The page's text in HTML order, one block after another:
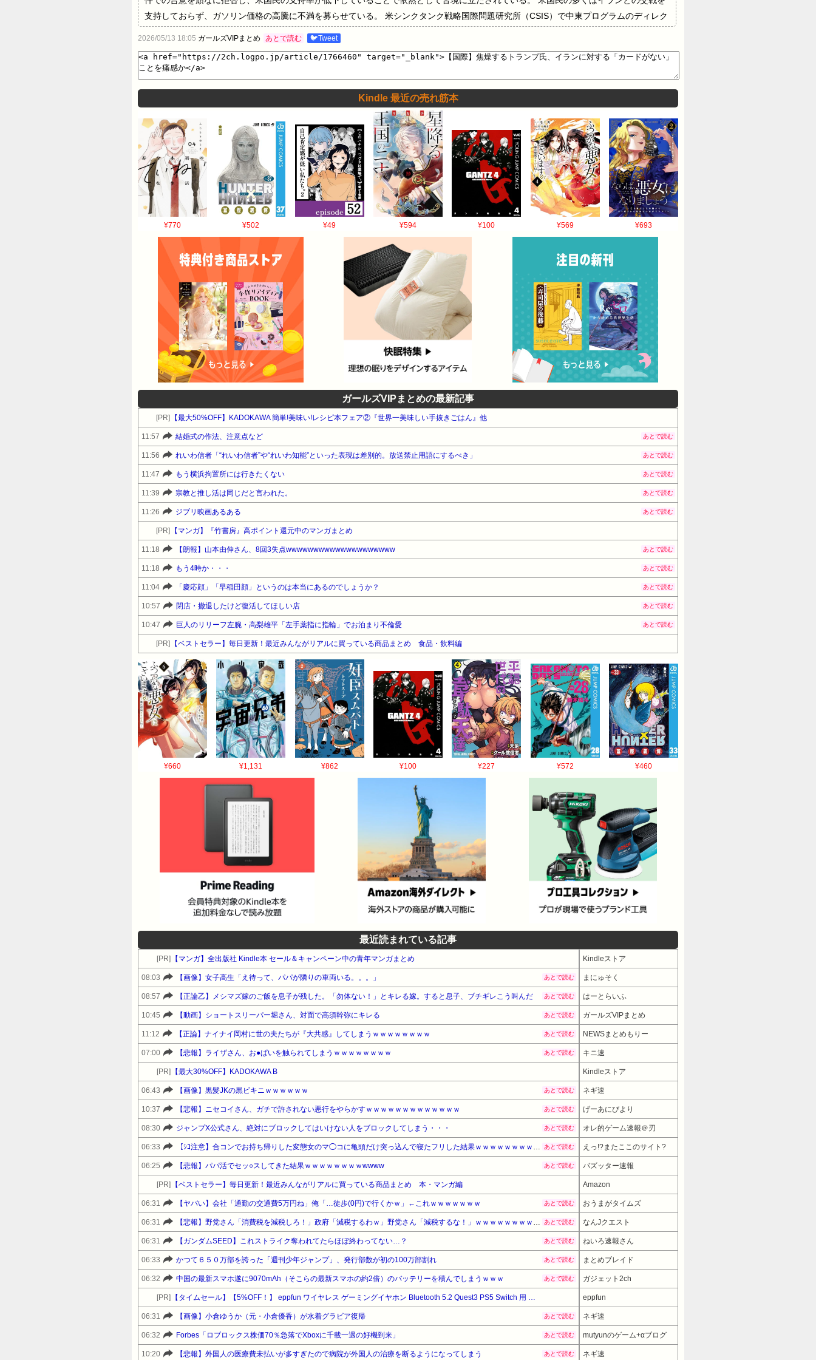
支持しておらず、ガソリン価格の高騰に不満を募らせている。 米シンクタンク戦略国際問題研究所（CSIS）で中東プログラムのディレク
ターを務めるモナ・ヤコビアン氏は、「現時点で、トランプ大統領に良いカードはほとんどない、あるいは全くないように思える」と指
間に害した。 だが、イランは速やかに反撃に転じ、エネルギー輸送の要衝ホルムズ海峡を事実上封鎖。 さらに、米国と同盟関係にある湾
岸諸国にミサイルや無人機による攻撃を繰り返し、石油資源に恵まれたこれらの国々が苦労して築き上げてきた安定という評判を揺るが
2026/05/13 18:05 ガールズVIPまとめ あとで読む 🐦Tweet
Kindle 最近の売れ筋本
¥770 ¥502 ¥49 ¥594 ¥100 ¥569 ¥693
ガールズVIPまとめの最新記事
[PR] 【最大50%OFF】KADOKAWA 簡単!美味い!レシピ本フェア②『世界一美味しい手抜きごはん』他
11:57 結婚式の作法、注意点など あとで読む
11:56 れいわ信者「“れいわ信者”や“れいわ知能”といった表現は差別的。放送禁止用語にするべき」 あとで読む
11:47 もう横浜拘置所には行きたくない あとで読む
11:39 宗教と推し活は同じだと言われた。 あとで読む
11:26 ジブリ映画あるある あとで読む
[PR] 【マンガ】『竹書房』高ポイント還元中のマンガまとめ
11:18 【朗報】山本由伸さん、8回3失点wwwwwwwwwwwwwwwwwwww あとで読む
11:18 もう4時か・・・ あとで読む
11:04 「慶応顔」「早稲田顔」というのは本当にあるのでしょうか？ あとで読む
10:57 閉店・撤退したけど復活してほしい店 あとで読む
10:47 巨人のリリーフ左腕・高梨雄平「左手薬指に指輪」でお泊まり不倫愛 あとで読む
[PR] 【ベストセラー】毎日更新！最近みんながリアルに買っている商品まとめ 食品・飲料編
¥660 ¥1,131 ¥862 ¥100 ¥227 ¥572 ¥460
最近読まれている記事
[PR] 【マンガ】全出版社 Kindle本 セール＆キャンペーン中の青年マンガまとめ Kindleストア
08:03 【画像】女子高生「え待って、パパが隣りの車両いる。。。」 あとで読む まにゅそく
08:57 【正論乙】メシマズ嫁のご飯を息子が残した。「勿体ない！」とキレる嫁。すると息子、ブチギレこう叫んだ あとで読む はーとらいふ
10:45 【動画】ショートスリーパー堀さん、対面で高須幹弥にキレる あとで読む ガールズVIPまとめ
11:12 【正論】ナイナイ岡村に世の夫たちが『大共感』してしまうｗｗｗｗｗｗｗｗ あとで読む NEWSまとめもりー
07:00 【悲報】ライザさん、お●ぱいを触られてしまうｗｗｗｗｗｗｗｗ あとで読む キニ速
[PR] 【最大30%OFF】KADOKAWA B Kindleストア
06:43 【画像】黒髪JKの黒ビキニｗｗｗｗｗｗ あとで読む ネギ速
10:37 【悲報】ニセコイさん、ガチで許されない悪行をやらかすｗｗｗｗｗｗｗｗｗｗｗｗｗ あとで読む げーあにびより
08:30 ジャンプX公式さん、絶対にブロックしてはいけない人をブロックしてしまう・・・ あとで読む オレ的ゲーム速報＠刃
06:33 【ｼｺ注意】合コンでお持ち帰りした変態女のマ◯コに亀頭だけ突っ込んで寝たフリした結果ｗｗｗｗｗｗｗｗｗｗｗ あとで読む えっ!?またここのサイト?
06:25 【悲報】パパ活でセッ○スしてきた結果ｗｗｗｗｗｗｗｗwwww あとで読む バズッター速報
[PR] 【ベストセラー】毎日更新！最近みんながリアルに買っている商品まとめ 本・マンガ編 Amazon
06:31 【ヤバい】会社「通勤の交通費5万円ね」俺「…徒歩(0円)で行くかｗ」←これｗｗｗｗｗｗｗ あとで読む おうまがタイムズ
06:31 【悲報】野党さん「消費税を減税しろ！」政府「減税するわｗ」野党さん「減税するな！」ｗｗｗｗｗｗｗｗｗｗ あとで読む なんJクエスト
06:31 【ガンダムSEED】これストライク奪われてたらほぼ終わってない…？ あとで読む ねいろ速報さん
06:33 かつて６５０万部を誇った「週刊少年ジャンプ」、発行部数が初の100万部割れ あとで読む まとめブレイド
06:32 中国の最新スマホ遂に9070mAh（そこらの最新スマホの約2倍）のバッテリーを積んでしまうｗｗｗ あとで読む ガジェット2ch
[PR] 【タイムセール】【5%OFF！】 eppfun ワイヤレス ゲーミングイヤホン Bluetooth 5.2 Quest3 PS5 Switch 用 LE Audio 対応 (2.4G USB-Cトランスミッター 付属) 30ms超低遅延 ENC通話ノイズリダクション IPX5防水規格 最大24時間再生 eppfun
06:31 【画像】小倉ゆうか（元・小倉優香）が水着グラビア復帰 あとで読む ネギ速
06:32 Forbes「ロブロックス株価70％急落でXboxに千載一遇の好機到来」 あとで読む mutyunのゲーム+αブログ
10:20 【悲報】外国人の医療費未払いが多すぎたので病院が外国人の治療を断るようになってしまう あとで読む ネギ速